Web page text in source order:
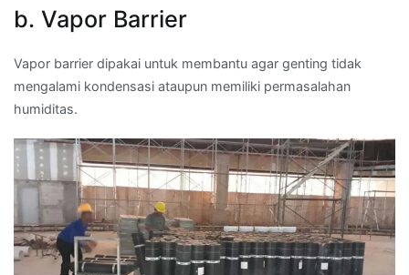
b. Vapor Barrier
Vapor barrier dipakai untuk membantu agar genting tidak
mengalami kondensasi ataupun memiliki permasalahan
humiditas.